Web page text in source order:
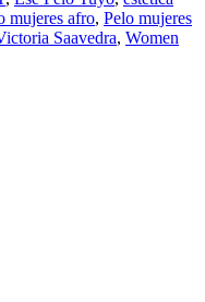
mujeres afro, Pelo mujeres
Saavedra, Women